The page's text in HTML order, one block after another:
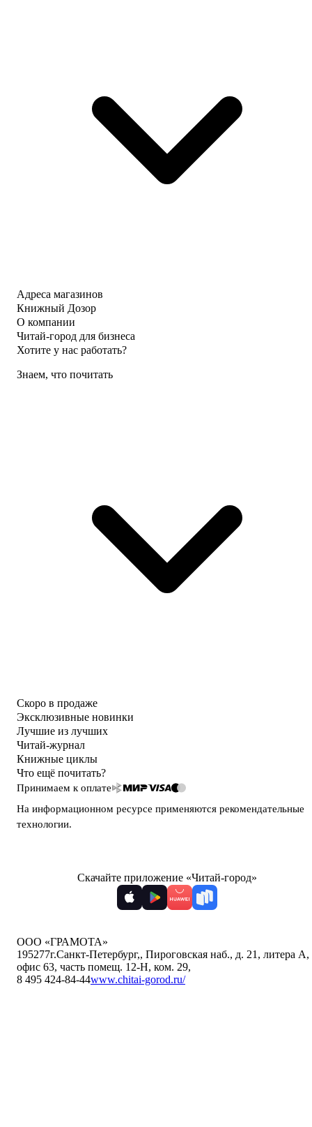
Адреса магазинов
Книжный Дозор
О компании
Читай-город для бизнеса
Хотите у нас работать?
Знаем, что почитать
Скоро в продаже
Эксклюзивные новинки
Лучшие из лучших
Читай-журнал
Книжные циклы
Что ещё почитать?
Принимаем к оплате
На информационном ресурсе применяются рекомендательные
технологии.
Скачайте приложение «Читай-город»
ООО «ГРАМОТА»
195277г.Санкт-Петербург,, Пироговская наб., д. 21, литера А,
офис 63, часть помещ. 12-Н, ком. 29,
8 495 424-84-44www.chitai-gorod.ru/